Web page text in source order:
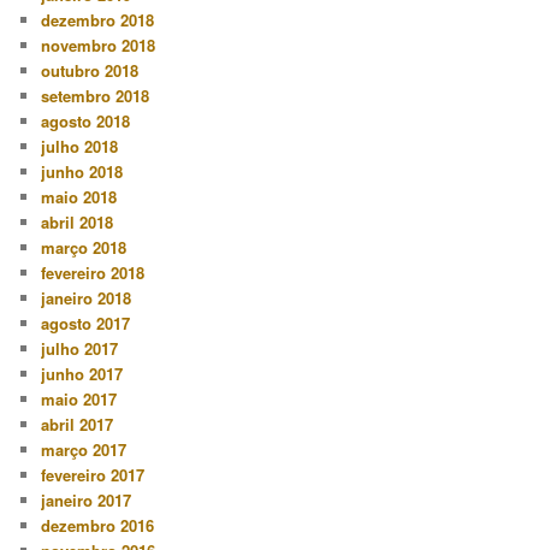
dezembro 2018
novembro 2018
outubro 2018
setembro 2018
agosto 2018
julho 2018
junho 2018
maio 2018
abril 2018
março 2018
fevereiro 2018
janeiro 2018
agosto 2017
julho 2017
junho 2017
maio 2017
abril 2017
março 2017
fevereiro 2017
janeiro 2017
dezembro 2016